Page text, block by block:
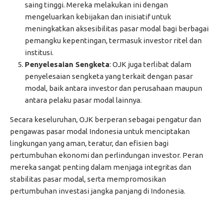
saing tinggi. Mereka melakukan ini dengan
mengeluarkan kebijakan dan inisiatif untuk
meningkatkan aksesibilitas pasar modal bagi berbagai
pemangku kepentingan, termasuk investor ritel dan
institusi.
Penyelesaian Sengketa: OJK juga terlibat dalam
penyelesaian sengketa yang terkait dengan pasar
modal, baik antara investor dan perusahaan maupun
antara pelaku pasar modal lainnya.
Secara keseluruhan, OJK berperan sebagai pengatur dan
pengawas pasar modal Indonesia untuk menciptakan
lingkungan yang aman, teratur, dan efisien bagi
pertumbuhan ekonomi dan perlindungan investor. Peran
mereka sangat penting dalam menjaga integritas dan
stabilitas pasar modal, serta mempromosikan
pertumbuhan investasi jangka panjang di Indonesia.